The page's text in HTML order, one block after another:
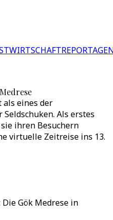
WIRTSCHAFT
als eines der
Als erstes
ihren Besuchern
virtuelle Zeitreise ins 13.
Gök Medrese in